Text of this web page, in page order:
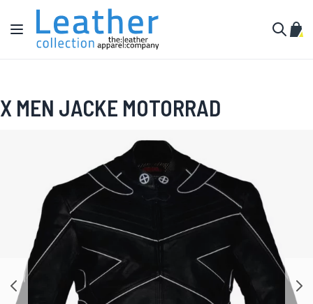
Zum Inhalt springen
Navigation umschalten
X MEN JACKE MOTORRAD